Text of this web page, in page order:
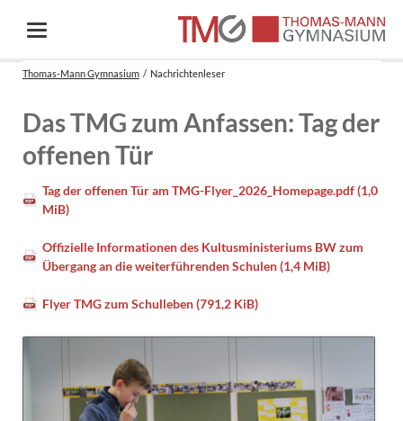
Thomas-Mann Gymnasium Nachrichtenleser
Das TMG zum Anfassen: Tag der
offenen Tür
Tag der offenen Tür am TMG-Flyer_2026_Homepage.pdf(1,0
MiB)
Offizielle Informationen des Kultusministeriums BW zum
Übergang an die weiterführenden Schulen(1,4 MiB)
Flyer TMG zum Schulleben(791,2 KiB)